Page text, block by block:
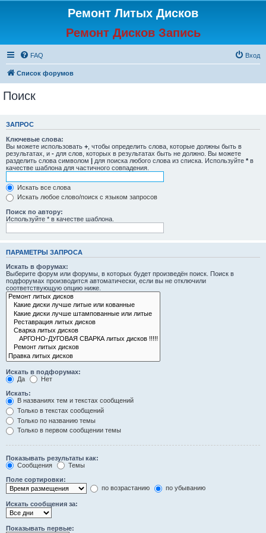
Ремонт Литых Дисков
Ремонт Дисков Запись
FAQ Вход
Список форумов
Поиск
ЗАПРОС
Ключевые слова:
Вы можете использовать + , чтобы определить слова, которые должны быть в
результатах, и - для слов, которых в результатах быть не должно. Вы можете
разделить слова символом | для поиска любого слова из списка. Используйте * в
качестве шаблона для частичного совпадения.
Искать все слова
Искать любое слово/поиск с языком запросов
Поиск по автору:
Используйте * в качестве шаблона.
ПАРАМЕТРЫ ЗАПРОСА
Искать в форумах:
Выберите форум или форумы, в которых будет произведён поиск. Поиск в
подфорумах производится автоматически, если вы не отключили
соответствующую опцию ниже.
Искать в подфорумах:
Да
Нет
Искать:
В названиях тем и текстах сообщений
Только в текстах сообщений
Только по названию темы
Только в первом сообщении темы
Показывать результаты как:
Сообщения
Темы
Поле сортировки:
по возрастанию
по убыванию
Искать сообщения за:
Показывать первые: